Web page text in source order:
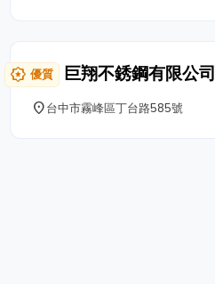
award_star 優質 巨翔不銹鋼有限公司
place台中市霧峰區丁台路585號